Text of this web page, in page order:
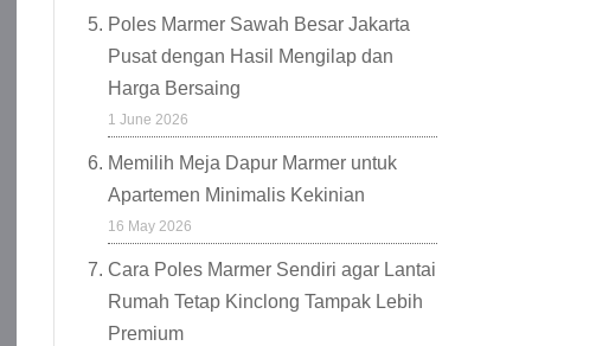
Poles Marmer Sawah Besar Jakarta
Pusat dengan Hasil Mengilap dan
Harga Bersaing
1 June 2026
Memilih Meja Dapur Marmer untuk
Apartemen Minimalis Kekinian
16 May 2026
Cara Poles Marmer Sendiri agar Lantai
Rumah Tetap Kinclong Tampak Lebih
Premium